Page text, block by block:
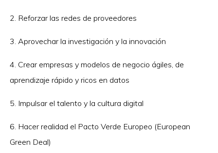
2. Reforzar las redes de proveedores
3. Aprovechar la investigación y la innovación
4. Crear empresas y modelos de negocio ágiles, de
aprendizaje rápido y ricos en datos
5. Impulsar el talento y la cultura digital
6. Hacer realidad el Pacto Verde Europeo (European
Green Deal)